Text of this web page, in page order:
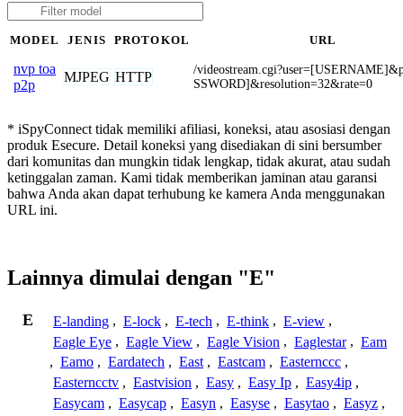
MODEL JENIS PROTOKOL URL
nvp toa
p2p
MJPEG HTTP
/
SSWORD]&resolution=32&rate=0
* iSpyConnect tidak memiliki afiliasi, koneksi, atau asosiasi dengan
produk Esecure. Detail koneksi yang disediakan di sini bersumber
dari komunitas dan mungkin tidak lengkap, tidak akurat, atau sudah
ketinggalan zaman. Kami tidak memberikan jaminan atau garansi
bahwa Anda akan dapat terhubung ke kamera Anda menggunakan
URL ini.
Lainnya dimulai dengan "E"
E E-landing , E-lock , E-tech , E-think , E-view ,
Eagle Eye , Eagle View , Eagle Vision , Eaglestar , Eam
, Eamo , Eardatech , East , Eastcam , Easternccc ,
Easterncctv , Eastvision , Easy , Easy Ip , Easy4ip ,
Easycam , Easycap , Easyn , Easyse , Easytao , Easyz ,